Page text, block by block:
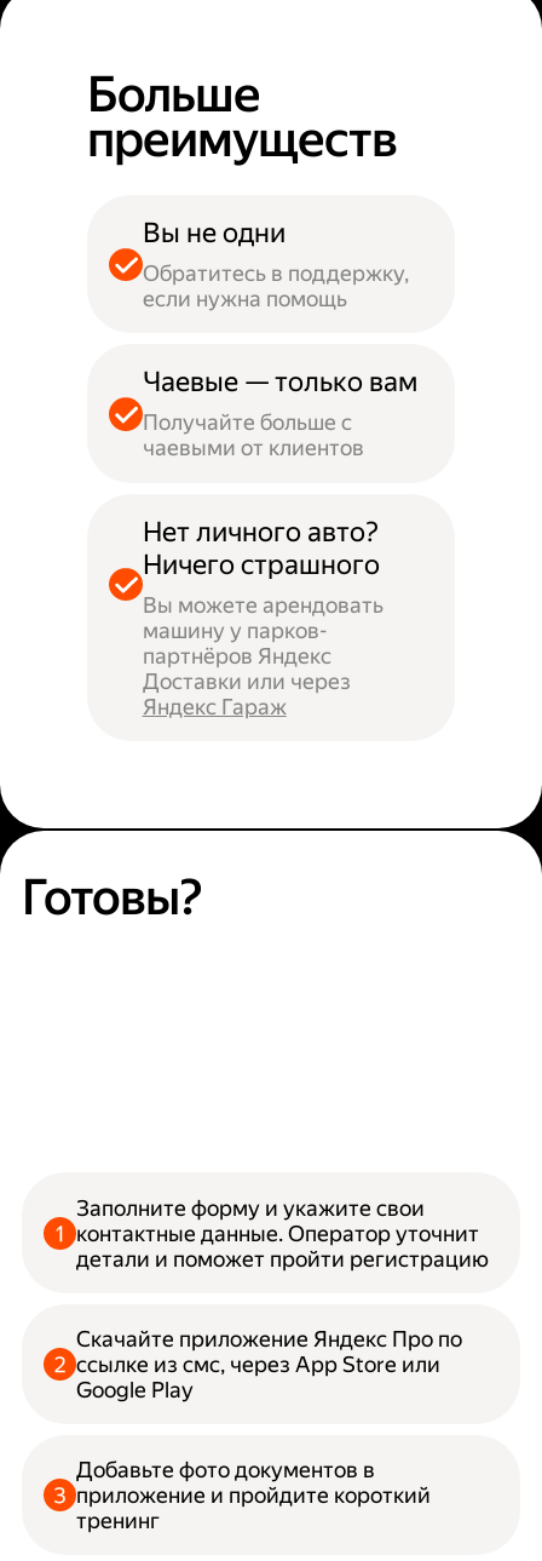
Больше
преимуществ
Вы не одни
Обратитесь в поддержку,
если нужна помощь
Чаевые — только вам
Получайте больше с
чаевыми от клиентов
Нет личного авто?
Ничего страшного
Вы можете арендовать
машину у парков-
партнёров Яндекс
Доставки или через
Яндекс Гараж
Готовы?
Заполните форму и укажите свои
контактные данные. Оператор уточнит
детали и поможет пройти регистрацию
Скачайте приложение Яндекс Про по
ссылке из смс, через App Store или
Google Play
Добавьте фото документов в
приложение и пройдите короткий
тренинг